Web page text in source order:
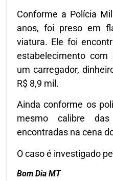
Conforme a Polícia
anos, foi preso em
viatura. Ele foi
estabelecimento
um carregador,
R$ 8,9 mil.
Ainda conforme os
mesmo calibre
encontradas na cena
O caso é investigado
Bom Dia MT